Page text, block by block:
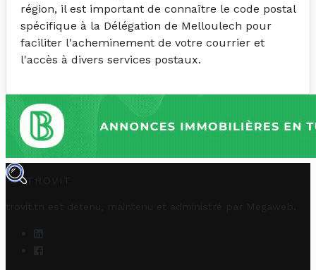
région, il est important de connaître le code postal
spécifique à la Délégation de Melloulech pour
faciliter l'acheminement de votre courrier et
l'accès à divers services postaux.
TROVIT
trovit.tn est détenu, maintenu et administré par Megaweb